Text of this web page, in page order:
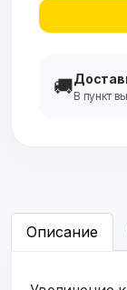
🚚В пункт
Описание